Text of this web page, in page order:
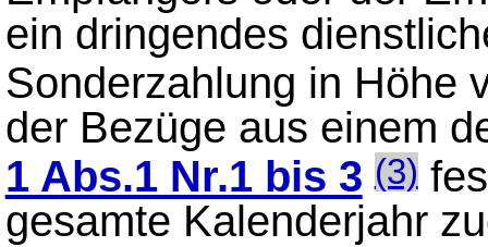
ein dringendes
Sonderzahlung in Höhe
der Bezüge aus einem
1 Abs.1 Nr.1 bis 3 (3)
gesamte Kalenderjahr